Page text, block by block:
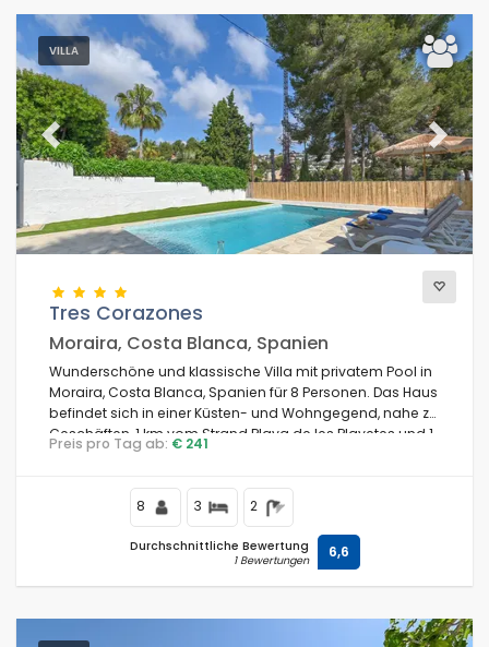
VILLA
Previous Next
Tres Corazones
Moraira, Costa Blanca, Spanien
Wunderschöne und klassische Villa mit privatem Pool in
Moraira, Costa Blanca, Spanien für 8 Personen. Das Haus
befindet sich in einer Küsten- und Wohngegend, nahe zu
Geschäften, 1 km vom Strand Playa de les Playetes und 1
km vom Mittelmeer entfernt.
Preis pro Tag ab: € 241
8 3 2
Durchschnittliche Bewertung
1 Bewertungen 6,6